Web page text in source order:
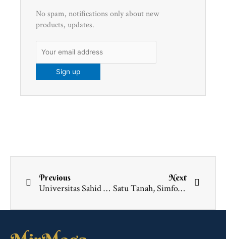
No spam, notifications only about new
products, updates.
Previous
Universitas Sahid Surakarta Wujudkan Seni Inklusif bagi Difabel Klaten Lewat Program PISN: Dari Workshop Lukis hingga Batik Ciprat
Next
Satu Tanah, Simfoni Suara, Harmoni Tenun: Dari Perbatasan Indonesia–Timor Leste, Ribuan Pemuda Menenun Identitas Bersama di Fulan Fehan 2026